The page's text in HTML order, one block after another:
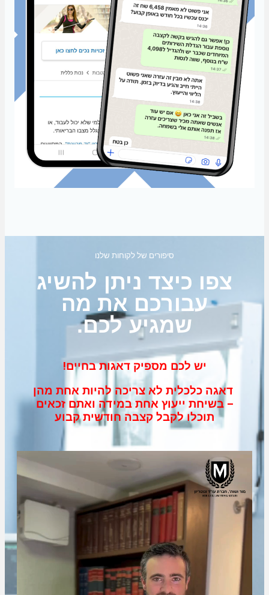
סיפורים של לקוחות שלנו
צפו כיצד ניתן להשיג
עבורכם את מה
שמגיע לכם.
יש לכם מספיק דאגות בחיים!
דאגה כלכלית לא צריכה להיות אחת מהן
– בשיחת ייעוץ אחת במידה ואתם זכאים
תוכלו לקבל קצבה חודשית קבוע